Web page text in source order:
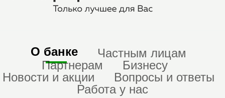
О банке Частным лицам
Партнерам Бизнесу
Новости и акции Вопросы и ответы
Работа у нас